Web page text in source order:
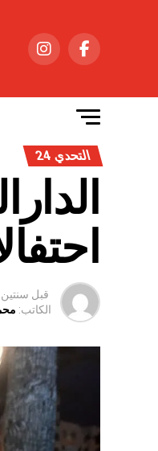
التحدي 24
قبل سنتين
الكاتب: